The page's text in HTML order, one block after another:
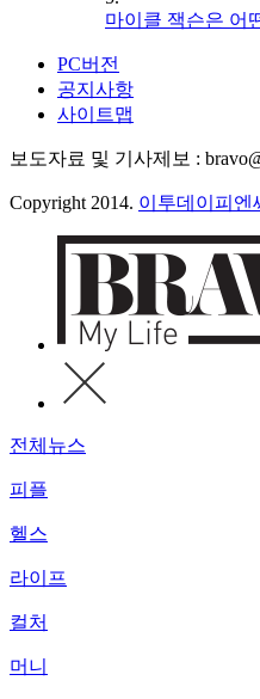
마이클 잭슨은 어
PC버전
공지사항
사이트맵
보도자료 및 기사제보 :
Copyright 2014. 이투데이피엔
전체뉴스
피플
헬스
라이프
컬처
머니